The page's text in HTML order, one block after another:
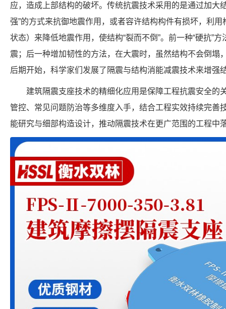
应，造成上部结构的破坏。传统抗震技术采用的是通过加大
强”的方式来抗御地震作用，或者容许结构构件有损坏，利
状态）来降低地震作用，使结构“裂而不倒”。前一种“硬抗”
震；后一种增加韧性的方法，在大震时，虽然结构不会倒塌
后期开始，科学家们发展了隔震与结构消能减震技术来增强
建筑隔震支座技术的精细化应用是保障工程抗震安全的
管控、常见问题防治等多维度入手，结合工程实效持续完善
能研究与细部构造设计，推动隔震技术在更广范围的工程中